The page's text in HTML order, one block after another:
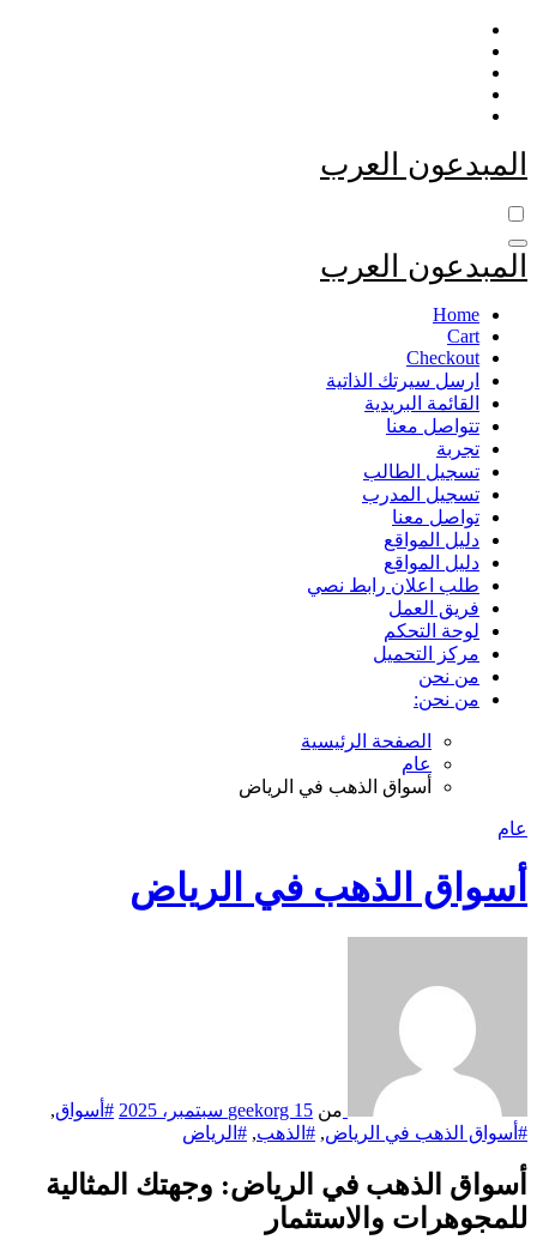
التجاوز
المحتوى
المبدعون العرب
المبدعون العرب
Home
Cart
Checkout
ارسل سيرتك الذاتية
القائمة البريدية
تتواصل معنا
تجربة
تسجيل الطالب
تسجيل المدرب
تواصل معنا
دليل المواقع
دليل المواقع
طلب اعلان رابط نصي
فريق العمل
لوحة التحكم
مركز التحميل
من نحن
من نحن:
الصفحة الرئيسية
عام
أسواق الذهب في الرياض
عام
أسواق الذهب في الرياض
من geekorg 15 سبتمبر، 2025 #أسواق,
#أسواق الذهب في الرياض, #الذهب, #الرياض
أسواق الذهب في الرياض: وجهتك المثالية
للمجوهرات والاستثمار